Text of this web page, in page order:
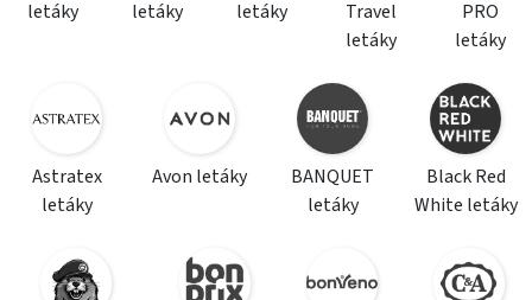
letáky
letáky
letáky
Travel
letáky
PRO
letáky
Astratex
letáky
Avon letáky
BANQUET
letáky
Black Red
White letáky